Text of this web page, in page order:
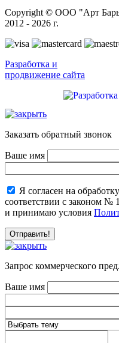
Copyright © ООО "Арт
2012 - 2026 г.
Разработка и
продвижение сайта
Заказать обратный звонок
Ваше имя
Я согласен на
соответствии с законом
и принимаю условия
Запрос коммерческого
Ваше имя